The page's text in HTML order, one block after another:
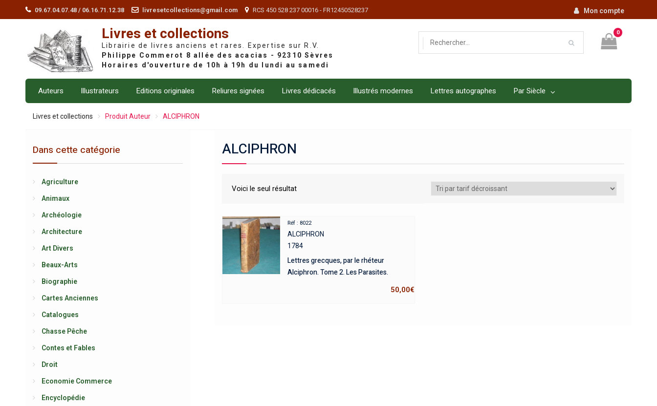
09.67.04.07.48 / 06.16.71.12.38 livresetcollections@gmail.com RCS 450 528 237 00016 - FR12450528237 Mon compte
Livres et collections
Librairie de livres anciens et rares. Expertise sur R.V.
0
Auteurs Illustrateurs Editions originales Reliures signées Livres dédicacés Illustrés modernes Lettres autographes Par Siècle
Livres et collections Produit Auteur ALCIPHRON
ALCIPHRON
Voici le seul résultat
Réf : 8022
ALCIPHRON
1784
Lettres grecques, par le rhéteur
Alciphron. Tome 2. Les Parasites.
50,00€
Dans cette catégorie
Agriculture
Animaux
Archéologie
Architecture
Art Divers
Beaux-Arts
Biographie
Cartes Anciennes
Catalogues
Chasse Pêche
Contes et Fables
Droit
Economie Commerce
Encyclopédie